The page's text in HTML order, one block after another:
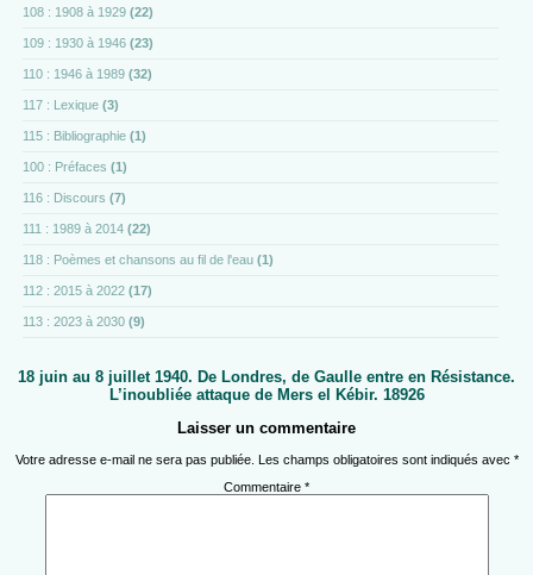
108 : 1908 à 1929 (22)
109 : 1930 à 1946 (23)
110 : 1946 à 1989 (32)
117 : Lexique (3)
115 : Bibliographie (1)
100 : Préfaces (1)
116 : Discours (7)
111 : 1989 à 2014 (22)
118 : Poèmes et chansons au fil de l'eau (1)
112 : 2015 à 2022 (17)
113 : 2023 à 2030 (9)
18 juin au 8 juillet 1940. De Londres, de Gaulle entre en Résistance.
L’inoubliée attaque de Mers el Kébir. 18926
Laisser un commentaire
Votre adresse e-mail ne sera pas publiée. Les champs obligatoires sont indiqués avec *
Commentaire *